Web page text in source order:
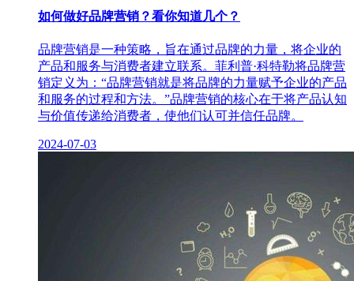
如何做好品牌营销？看你知道几个？
品牌营销是一种策略，旨在通过品牌的力量，将企业的
产品和服务与消费者建立联系。菲利普·科特勒将品牌营
销定义为：“品牌营销就是将品牌的力量赋予企业的产品
和服务的过程和方法。”品牌营销的核心在于将产品认知
与价值传递给消费者，使他们认可并信任品牌。
2024-07-03